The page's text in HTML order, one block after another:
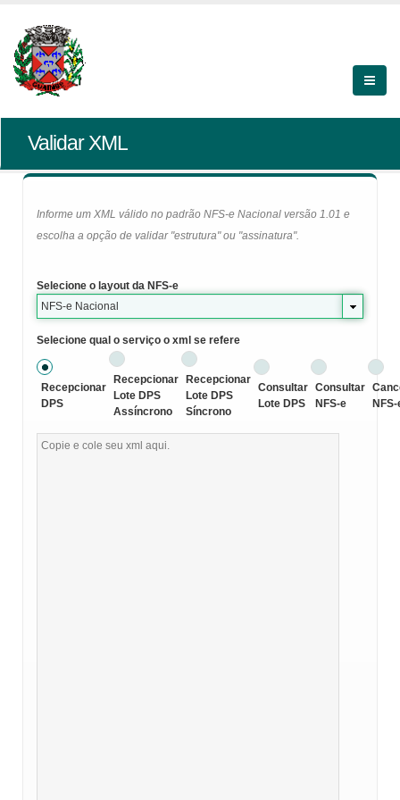
Validar XML
Informe um XML válido no padrão NFS-e Nacional versão 1.01 e
escolha a opção de validar "estrutura" ou "assinatura".
Selecione o layout da NFS-e
NFS-e Nacional
Selecione qual o serviço o xml se refere
Recepcionar
DPS
Recepcionar
Lote DPS
Assíncrono
Recepcionar
Lote DPS
Síncrono
Consultar
Lote DPS
Consultar
NFS-e
NFS-